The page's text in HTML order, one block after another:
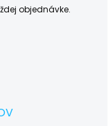
objednávke.